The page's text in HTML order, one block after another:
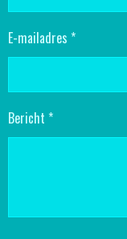
E-mailadres *
Bericht *